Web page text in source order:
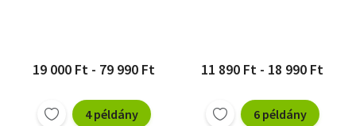
19 000 Ft - 79 990 Ft
4 példány
11 890 Ft - 18 990 Ft
6 példány